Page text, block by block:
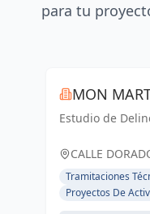
para tu
MON
Estudio de
trayectoria de
experiencia.
trabajo, como
un trabajo...
CALLE
Tramitaciones
Proyectos De